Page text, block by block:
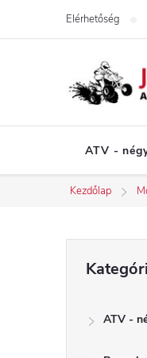
Elérhetőség
ATV -
Kezdőlap
O
átugrása
ATV -